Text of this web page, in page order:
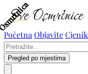
Početna ObjaviteCjenik
Pregled po mjestima